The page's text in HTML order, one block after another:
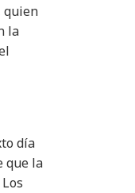
quien
la
día
que la